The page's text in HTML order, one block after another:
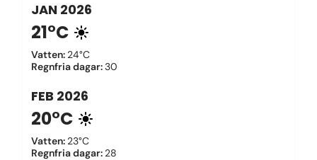
JAN 2026
21°C
Vatten: 24°C
Regnfria dagar:30
FEB 2026
20°C
Vatten: 23°C
Regnfria dagar: 28